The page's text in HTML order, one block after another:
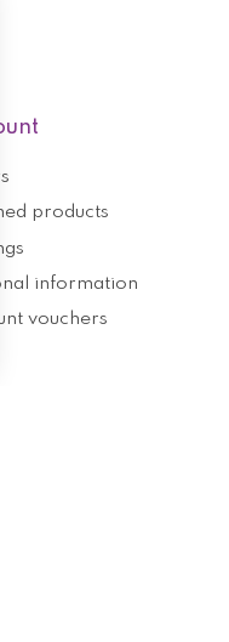
products
information
vouchers